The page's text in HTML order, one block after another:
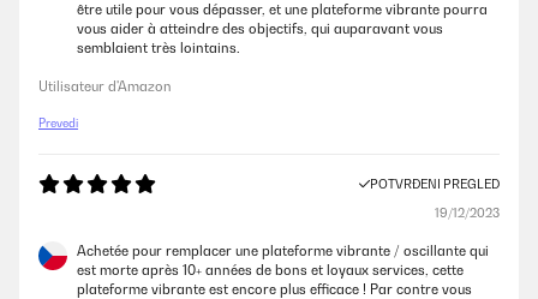
être utile pour vous dépasser, et une plateforme vibrante pourra
vous aider à atteindre des objectifs, qui auparavant vous
semblaient très lointains.
Utilisateur d'Amazon
Prevedi
POTVRĐENI PREGLED
19/12/2023
Achetée pour remplacer une plateforme vibrante / oscillante qui
est morte après 10+ années de bons et loyaux services, cette
plateforme vibrante est encore plus efficace ! Par contre vous